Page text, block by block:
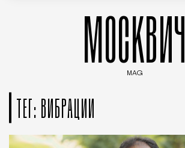
МОСКВИЧ
MAG
ТЕГ: ВИБРАЦИИ